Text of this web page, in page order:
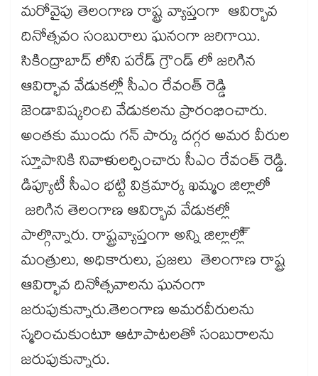
మరోవైపు తెలంగాణ రాష్ట్ర వ్యాప్తంగా ఆవిర్భావ
దినోత్సవం సంబురాలు ఘనంగా జరిగాయి.
సికింద్రాబాద్ లోని పరేడ్ గ్రౌండ్ లో జరిగిన
ఆవిర్భావ వేడుకల్లో సీఎం రేవంత్ రెడ్డి
జెండావిష్కరించి వేడుకలను ప్రారంభించారు.
అంతకు ముందు గన్ పార్కు దగ్గర అమర వీరుల
స్తూపానికి నివాళులర్పించారు సీఎం రేవంత్ రెడ్డి.
డిప్యూటీ సీఎం భట్టి విక్రమార్క ఖమ్మం జిల్లాలో
జరిగిన తెలంగాణ ఆవిర్భావ వేడుకల్లో
పాల్గొన్నారు. రాష్ట్రవ్యాప్తంగా అన్ని జిల్లాల్లో్
మంత్రులు, అధికారులు, ప్రజలు తెలంగాణ రాష్ట్ర
ఆవిర్భావ దినోత్సవాలను ఘనంగా
జరుపుకున్నారు.తెలంగాణ అమరవీరులను
స్మరించుకుంటూ ఆటాపాటలతో సంబురాలను
జరుపుకున్నారు.